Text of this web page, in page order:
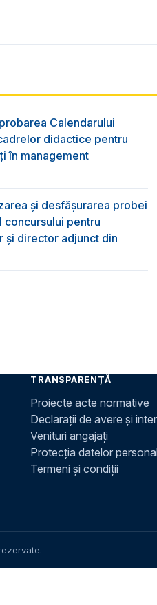
Calendarului
didactice pentru
în management
și desfășurarea probei
concursului pentru
și director adjunct din
TRANSPARENȚĂ
Proiecte acte normative
Declarații de avere și
Venituri angajați
Protecția datelor
Termeni și condiții